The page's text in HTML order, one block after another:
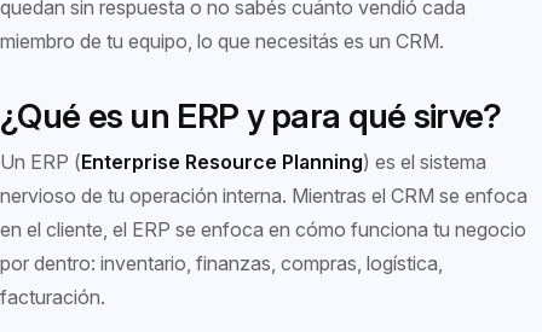
quedan sin respuesta o no sabés cuánto vendió cada
miembro de tu equipo, lo que necesitás es un CRM.
¿Qué es un ERP y para qué sirve?
Un ERP (Enterprise Resource Planning) es el sistema
nervioso de tu operación interna. Mientras el CRM se enfoca
en el cliente, el ERP se enfoca en cómo funciona tu negocio
por dentro: inventario, finanzas, compras, logística,
facturación.